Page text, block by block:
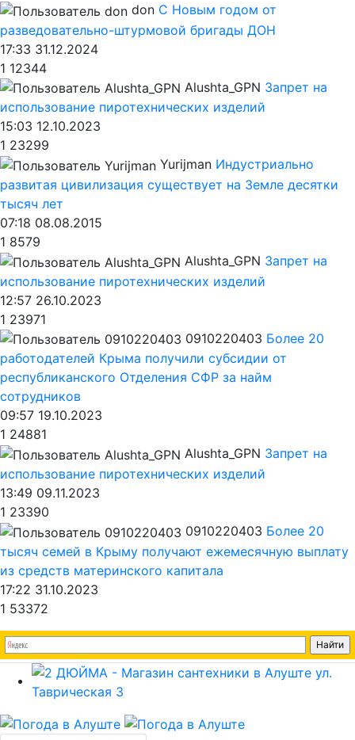
don С Новым годом от
разведовательно-штурмовой бригады ДОН
17:33 31.12.2024
1 12344
Alushta_GPN Запрет на
использование пиротехнических изделий
15:03 12.10.2023
1 23299
Yurijman Индустриально
развитая цивилизация существует на Земле десятки
тысяч лет
07:18 08.08.2015
1 8579
Alushta_GPN Запрет на
использование пиротехнических изделий
12:57 26.10.2023
1 23971
0910220403 Более 20
работодателей Крыма получили субсидии от
республиканского Отделения СФР за найм
сотрудников
09:57 19.10.2023
1 24881
Alushta_GPN Запрет на
использование пиротехнических изделий
13:49 09.11.2023
1 23390
0910220403 Более 20
тысяч семей в Крыму получают ежемесячную выплату
из средств материнского капитала
17:22 31.10.2023
1 53372